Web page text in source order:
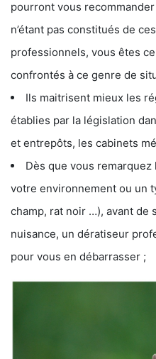
pourront vous
n’étant pas constitués de
professionnels, vous êtes
confrontés à ce genre de
Ils maitrisent mieux les
établies par la législation
et entrepôts, les cabinets
Dès que vous
votre environnement ou un
champ, rat noir …), avant de
nuisance, un dératiseur
pour vous en débarrasser ;